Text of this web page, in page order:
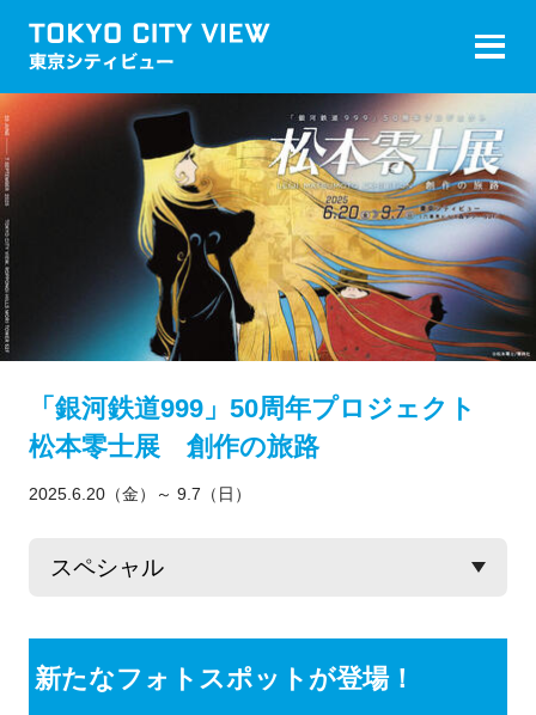
「銀河鉄道999」50周年プロジェクト
松本零士展 創作の旅路
2025.6.20（金）～ 9.7（日）
新たなフォトスポットが登場！